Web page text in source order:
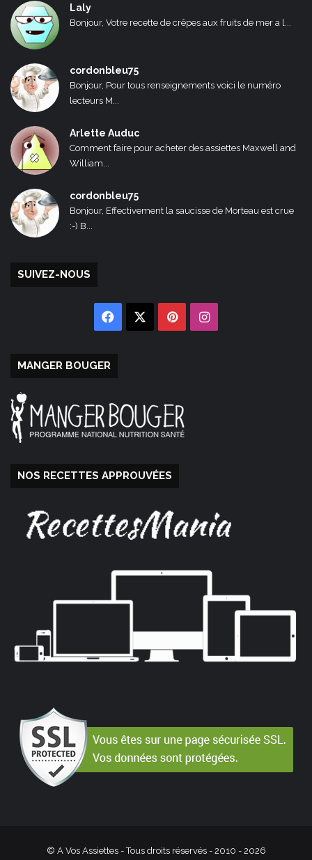
Laly
Bonjour, Votre recette de crêpes aux fruits de mer a l...
cordonbleu75
Bonjour, Pour tous renseignements voici le numéro
lecteurs M...
Arlette Auduc
Comment faire pour acheter des assiettes Maxwell and
William...
cordonbleu75
Bonjour, Effectivement la saucisse de Morteau est crue
:-) B...
SUIVEZ-NOUS
Facebook PinterestInstagram
MANGER BOUGER
NOS RECETTES APPROUVÉES
© A Vos Assiettes - Tous droits réservés - 2010 - 2026